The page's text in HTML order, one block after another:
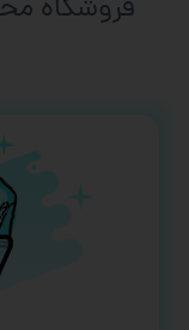
فروشگاه